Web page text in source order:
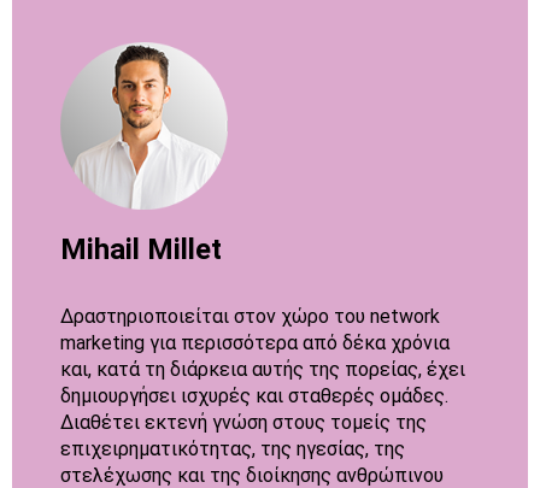
Mihail Millet
Δραστηριοποιείται στον χώρο του network
marketing για περισσότερα από δέκα χρόνια
και, κατά τη διάρκεια αυτής της πορείας, έχει
δημιουργήσει ισχυρές και σταθερές ομάδες.
Διαθέτει εκτενή γνώση στους τομείς της
επιχειρηματικότητας, της ηγεσίας, της
στελέχωσης και της διοίκησης ανθρώπινου